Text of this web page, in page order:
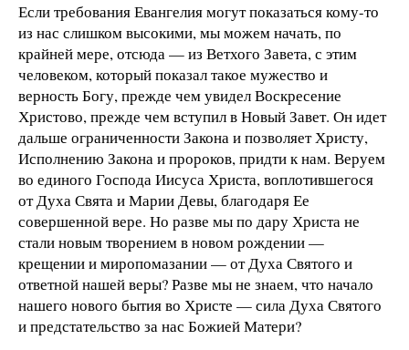
Если требования Евангелия могут показаться кому-то
из нас слишком высокими, мы можем начать, по
крайней мере, отсюда — из Ветхого Завета, с этим
человеком, который показал такое мужество и
верность Богу, прежде чем увидел Воскресение
Христово, прежде чем вступил в Новый Завет. Он идет
дальше ограниченности Закона и позволяет Христу,
Исполнению Закона и пророков, придти к нам. Веруем
во единого Господа Иисуса Христа, воплотившегося
от Духа Свята и Марии Девы, благодаря Ее
совершенной вере. Но разве мы по дару Христа не
стали новым творением в новом рождении —
крещении и миропомазании — от Духа Святого и
ответной нашей веры? Разве мы не знаем, что начало
нашего нового бытия во Христе — сила Духа Святого
и предстательство за нас Божией Матери?